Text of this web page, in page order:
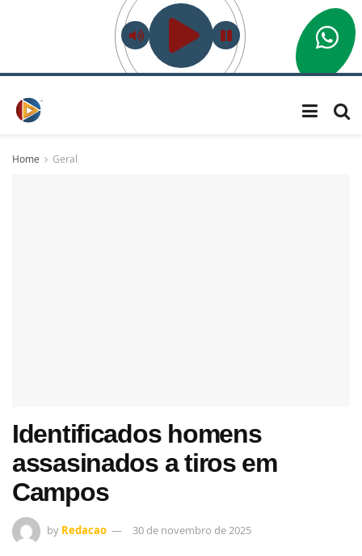
Home Geral
Identificados homens
assasinados a tiros em
Campos
by Redacao 30 de novembro de 2025